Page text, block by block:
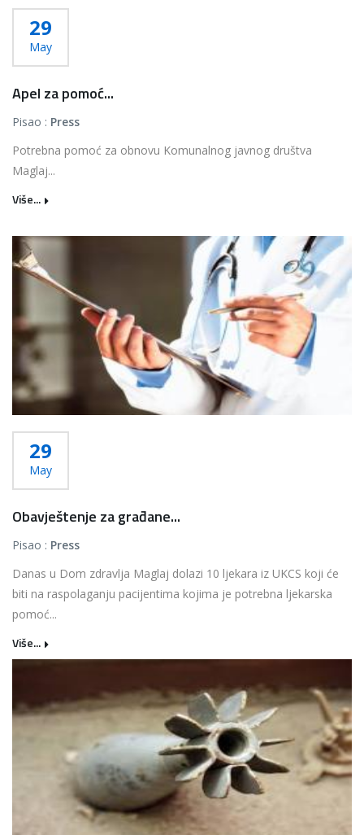
29
May
Apel za pomoć...
Pisao : Press
Potrebna pomoć za obnovu Komunalnog javnog društva
Maglaj...
Više...
29
May
Obavještenje za građane...
Pisao : Press
Danas u Dom zdravlja Maglaj dolazi 10 ljekara iz UKCS koji će
biti na raspolaganju pacijentima kojima je potrebna ljekarska
pomoć...
Više...